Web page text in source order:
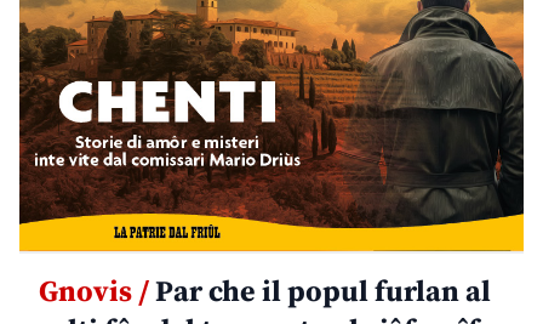
Gnovis /Par che il popul furlan al